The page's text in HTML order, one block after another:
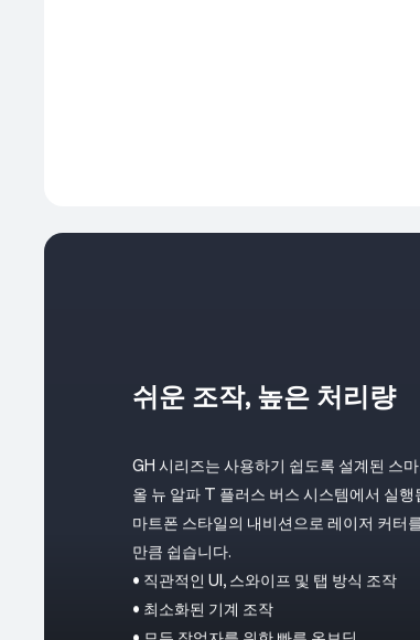
쉬운 조작, 높은 처리량
GH 시리즈는 사용하기 쉽도록 설계된 스
올 뉴 알파 T 플러스 버스 시스템에서 실
마트폰 스타일의 내비션으로 레이저 커터
만큼 쉽습니다.
• 직관적인 UI, 스와이프 및 탭 방식 조작
• 최소화된 기계 조작